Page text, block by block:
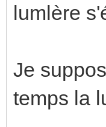
lumlère
Je
temps la